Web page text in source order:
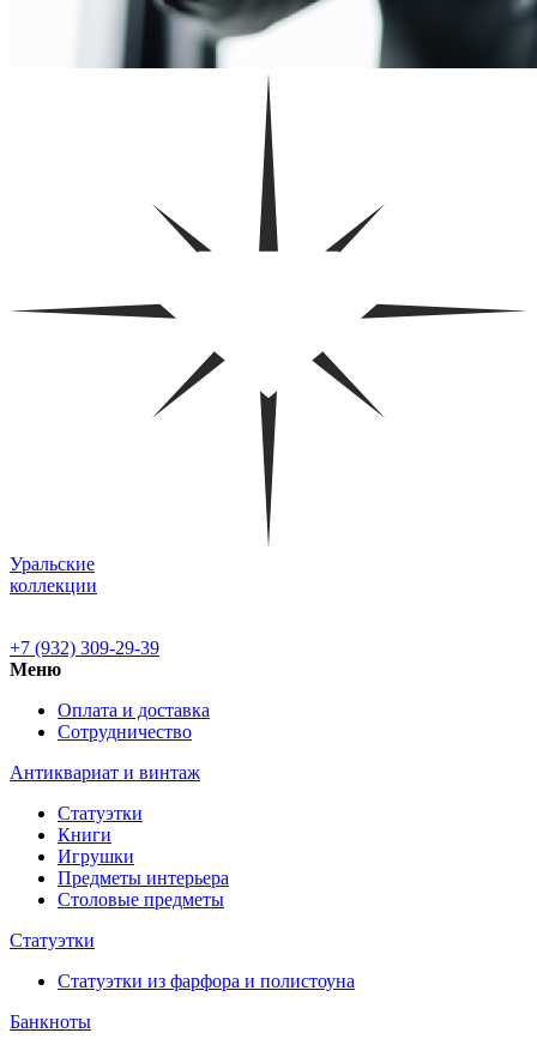
Уральские
коллекции
+7 (932) 309-29-39
Меню
Оплата и доставка
Сотрудничество
Антиквариат и винтаж
Статуэтки
Книги
Игрушки
Предметы интерьера
Столовые предметы
Статуэтки
Статуэтки из фарфора и полистоуна
Банкноты